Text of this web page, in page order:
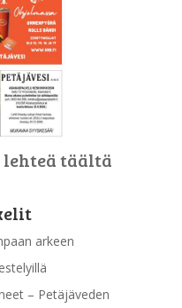
lehteä täältä
arkeen
– Petäjäveden